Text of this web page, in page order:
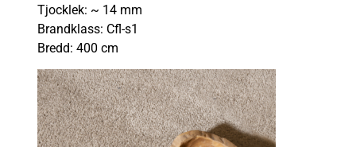
Tjocklek: ~ 14 mm
Brandklass: Cfl-s1
Bredd: 400 cm